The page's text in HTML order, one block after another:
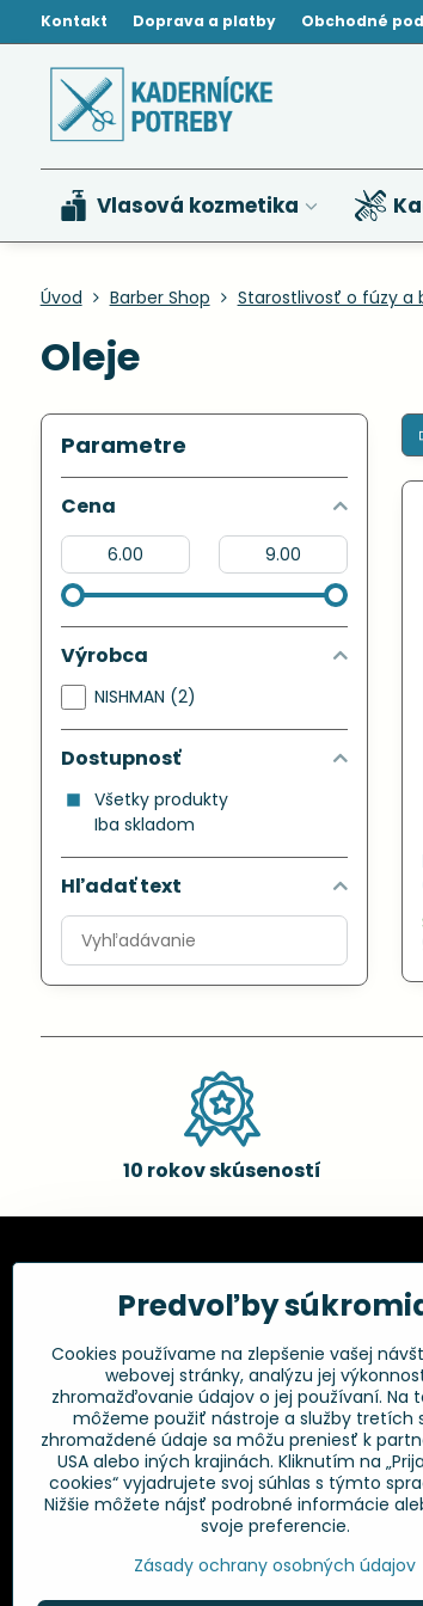
Kontakt Doprava a platby Obchodné
Vlasová kozmetika
Úvod Barber Shop Starostlivosť o fúzy a
Oleje
Parametre
Cena
Od:
Do:
Výrobca
NISHMAN (2)
Dostupnosť
Všetky produkty
Iba skladom
Hľadať text
Prehľadať
výsledky
filtra
10 rokov skúseností
Kadernícke potreby, s.r.o.
Fakturačné údaje:
Kadernícke potreby, s.r.o.
Klincová 37
821 08 Bratislava
+421 948 014 333
info​@kadernickepotreby​.sk
Objednávky
Predvoľby
Cookies používame na zlepšenie vašej
webovej stránky, analýzu jej
zhromažďovanie údajov o jej používaní. Na
môžeme použiť nástroje a služby tretích
zhromaždené údaje sa môžu preniesť k
USA alebo iných krajinách. Kliknutím na
cookies“ vyjadrujete svoj súhlas s týmto
Nižšie môžete nájsť podrobné informácie
svoje preferencie.
Zásady ochrany osobných údajov